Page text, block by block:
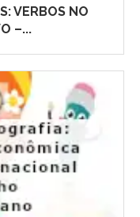
VERBOS NO
–...